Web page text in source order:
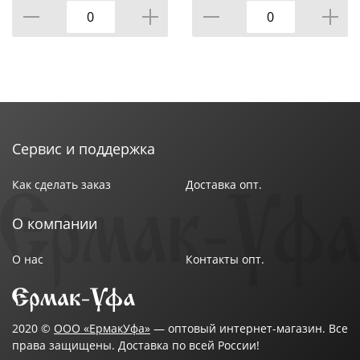
Размеры: скребок 13.5х4.4 см, лезвие 4.3х2.2 см.
Сервис и поддержка
Как сделать заказ Доставка опт.
О компании
О нас Контакты опт.
2020 © ООО «ЕрмакУфа» — оптовый интернет-магазин. Все
права защищены. Доставка по всей России!